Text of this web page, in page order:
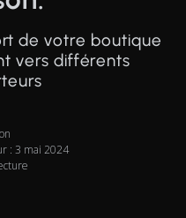
de votre boutique
vers différents
: 3 mai 2024